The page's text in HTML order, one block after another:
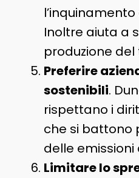
Inoltre aiuta a
produzione del
Preferire
sostenibili.
rispettano i
che si battono
delle emissioni
Limitare lo